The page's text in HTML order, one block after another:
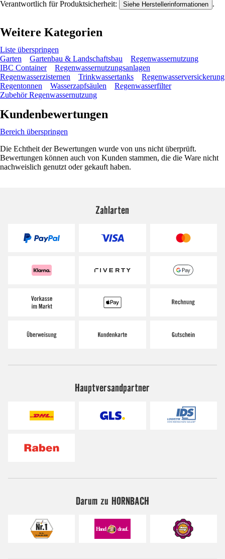
Verantwortlich für Produktsicherheit: Siehe Herstellerinformationen .
Weitere Kategorien
Liste überspringen
Garten
Gartenbau & Landschaftsbau
Regenwassernutzung
IBC Container
Regenwassernutzungsanlagen
Regenwasserzisternen
Trinkwassertanks
Regenwasserversickerung
Regentonnen
Wasserzapfsäulen
Regenwasserfilter
Zubehör Regenwassernutzung
Kundenbewertungen
Bereich überspringen
Die Echtheit der Bewertungen wurde von uns nicht überprüft.
Bewertungen können auch von Kunden stammen, die die Ware nicht
nachweislich genutzt oder gekauft haben.
Zahlarten
Hauptversandpartner
Darum zu HORNBACH